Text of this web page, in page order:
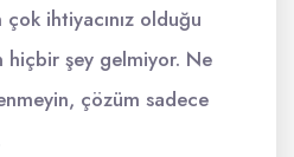
ihtiyacınız olduğu
hiçbir şey gelmiyor. Ne
çözüm sadece